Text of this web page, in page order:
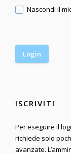
Nascondi il
ISCRIVITI
Per eseguire il
richiede solo
avanzate.